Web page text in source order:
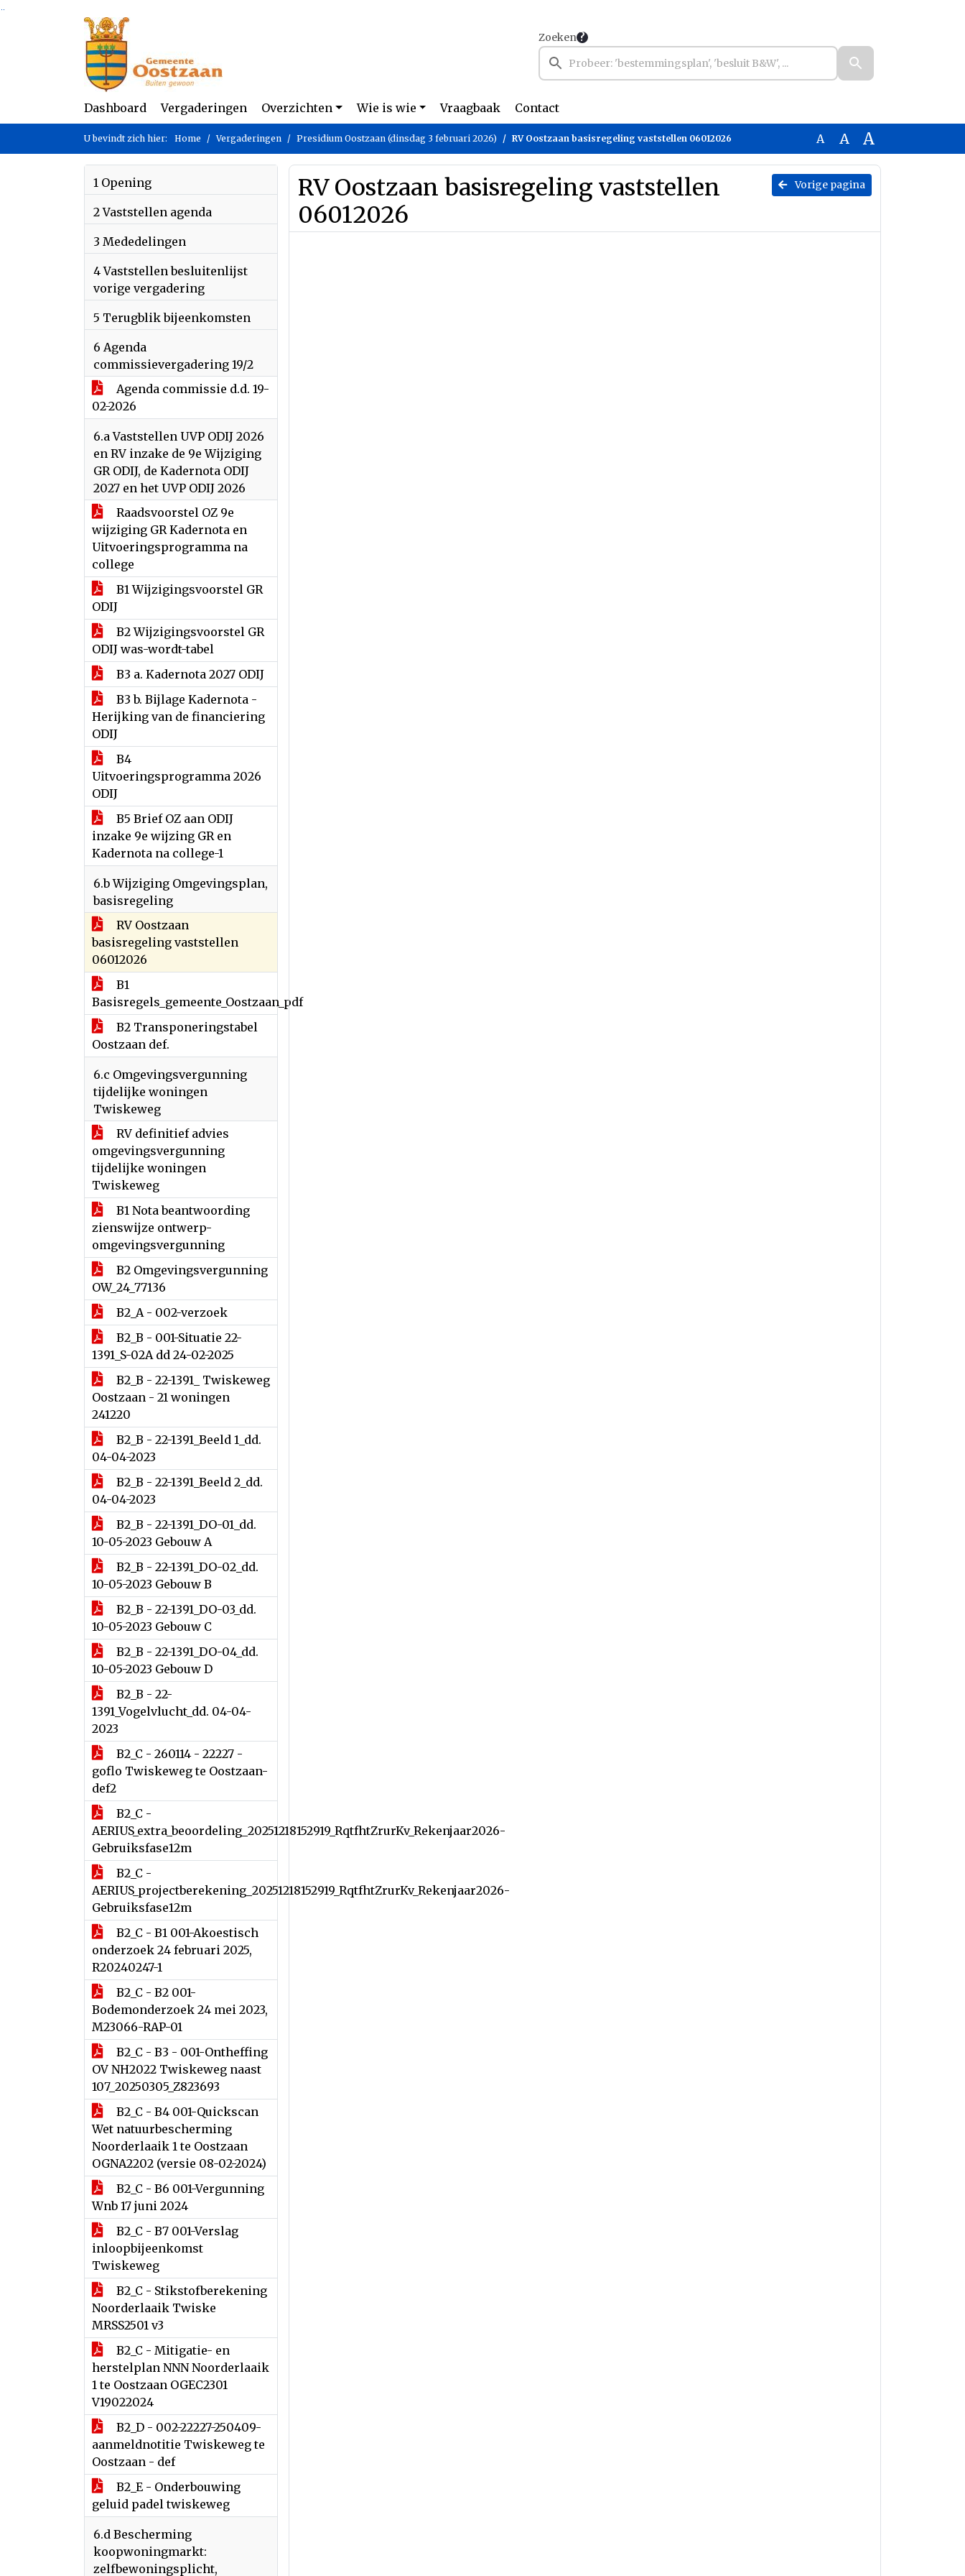
Ga naar de inhoud van deze pagina
Ga naar het zoeken
Ga naar het menu
Zoeken
Dashboard Vergaderingen Overzichten Wie is wie Vraagbaak Contact
U bevindt zich hier: Home Vergaderingen Presidium Oostzaan (dinsdag 3 februari 2026) RV Oostzaan basisregeling vaststellen 06012026 A A A
1 Opening
2 Vaststellen agenda
3 Mededelingen
4 Vaststellen besluitenlijst
vorige vergadering
5 Terugblik bijeenkomsten
6 Agenda
commissievergadering 19/2
Agenda commissie d.d. 19-
02-2026
6.a Vaststellen UVP ODIJ 2026
en RV inzake de 9e Wijziging
GR ODIJ, de Kadernota ODIJ
2027 en het UVP ODIJ 2026
Raadsvoorstel OZ 9e
wijziging GR Kadernota en
Uitvoeringsprogramma na
college
B1 Wijzigingsvoorstel GR
ODIJ
B2 Wijzigingsvoorstel GR
ODIJ was-wordt-tabel
B3 a. Kadernota 2027 ODIJ
B3 b. Bijlage Kadernota -
Herijking van de financiering
ODIJ
B4
Uitvoeringsprogramma 2026
ODIJ
B5 Brief OZ aan ODIJ
inzake 9e wijzing GR en
Kadernota na college-1
6.b Wijziging Omgevingsplan,
basisregeling
RV Oostzaan
basisregeling vaststellen
06012026
B1
Basisregels_gemeente_Oostzaan_pdf
B2 Transponeringstabel
Oostzaan def.
6.c Omgevingsvergunning
tijdelijke woningen
Twiskeweg
RV definitief advies
omgevingsvergunning
tijdelijke woningen
Twiskeweg
B1 Nota beantwoording
zienswijze ontwerp-
omgevingsvergunning
B2 Omgevingsvergunning
OW_24_77136
B2_A - 002-verzoek
B2_B - 001-Situatie 22-
1391_S-02A dd 24-02-2025
B2_B - 22-1391_ Twiskeweg
Oostzaan - 21 woningen
241220
B2_B - 22-1391_Beeld 1_dd.
04-04-2023
B2_B - 22-1391_Beeld 2_dd.
04-04-2023
B2_B - 22-1391_DO-01_dd.
10-05-2023 Gebouw A
B2_B - 22-1391_DO-02_dd.
10-05-2023 Gebouw B
B2_B - 22-1391_DO-03_dd.
10-05-2023 Gebouw C
B2_B - 22-1391_DO-04_dd.
10-05-2023 Gebouw D
B2_B - 22-
1391_Vogelvlucht_dd. 04-04-
2023
B2_C - 260114 - 22227 -
goflo Twiskeweg te Oostzaan-
def2
B2_C -
AERIUS_extra_beoordeling_20251218152919_RqtfhtZrurKv_Rekenjaar2026-
Gebruiksfase12m
B2_C -
AERIUS_projectberekening_20251218152919_RqtfhtZrurKv_Rekenjaar2026-
Gebruiksfase12m
B2_C - B1 001-Akoestisch
onderzoek 24 februari 2025,
R20240247-1
B2_C - B2 001-
Bodemonderzoek 24 mei 2023,
M23066-RAP-01
B2_C - B3 - 001-Ontheffing
OV NH2022 Twiskeweg naast
107_20250305_Z823693
B2_C - B4 001-Quickscan
Wet natuurbescherming
Noorderlaaik 1 te Oostzaan
OGNA2202 (versie 08-02-2024)
B2_C - B6 001-Vergunning
Wnb 17 juni 2024
B2_C - B7 001-Verslag
inloopbijeenkomst
Twiskeweg
B2_C - Stikstofberekening
Noorderlaaik Twiske
MRSS2501 v3
B2_C - Mitigatie- en
herstelplan NNN Noorderlaaik
1 te Oostzaan OGEC2301
V19022024
B2_D - 002-22227-250409-
aanmeldnotitie Twiskeweg te
Oostzaan - def
B2_E - Onderbouwing
geluid padel twiskeweg
6.d Bescherming
koopwoningmarkt:
zelfbewoningsplicht,
Vorige pagina
RV Oostzaan basisregeling vaststellen
06012026